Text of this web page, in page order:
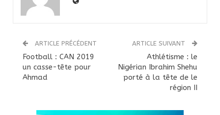
ARTICLE PRÉCÉDENT
Football : CAN 2019
un casse-tête pour
Ahmad
ARTICLE SUIVANT
Athlétisme : le
Nigérian Ibrahim Shehu
porté à la tête de le
région II